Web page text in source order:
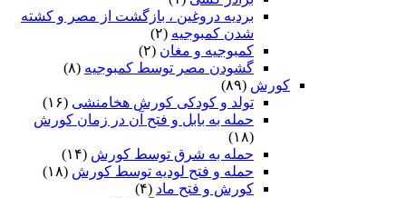
بردیه دروغین ، بازگشت از مصر و کشته
شدن کمبوجیه (۲)
کمبوجیه و مغان (۲)
گشودن مصر توسط کمبوجیه (۸)
کورش (۸۹)
تولد و کودکی کورش هخامنشی (۱۶)
حمله به بابل و فتح آن در زمان کورش
(۱۸)
حمله به شرق توسط کورش (۱۴)
حمله و فتح لودیه توسط کورش (۱۸)
کورش و فتح ماد (۴)